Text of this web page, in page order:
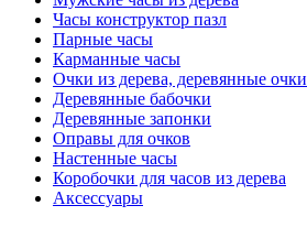
Часы конструктор пазл
Парные часы
Карманные часы
Очки из дерева, деревянные очки
Деревянные бабочки
Деревянные запонки
Оправы для очков
Настенные часы
Коробочки для часов из дерева
Аксессуары